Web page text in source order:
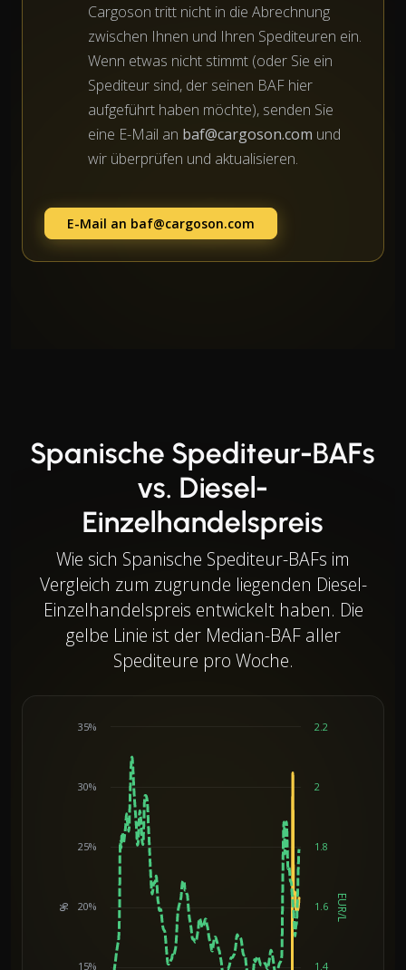
Cargoson tritt nicht in die Abrechnung
zwischen Ihnen und Ihren Spediteuren ein.
Wenn etwas nicht stimmt (oder Sie ein
Spediteur sind, der seinen BAF hier
aufgeführt haben möchte), senden Sie
eine E-Mail an baf@cargoson.com und
wir überprüfen und aktualisieren.
E-Mail an baf@cargoson.com
Spanische Spediteur-BAFs
vs. Diesel-
Einzelhandelspreis
Wie sich Spanische Spediteur-BAFs im
Vergleich zum zugrunde liegenden Diesel-
Einzelhandelspreis entwickelt haben. Die
gelbe Linie ist der Median-BAF aller
Spediteure pro Woche.
% EUR/L
15%
20%
25%
30%
35%
1.4
1.6
1.8
2
2.2